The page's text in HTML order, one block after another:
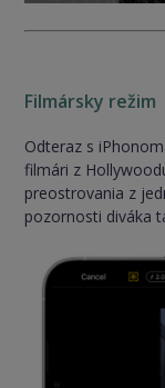
Filmársky režim
Odteraz s
filmári z
preostrovania z
pozornosti diváka